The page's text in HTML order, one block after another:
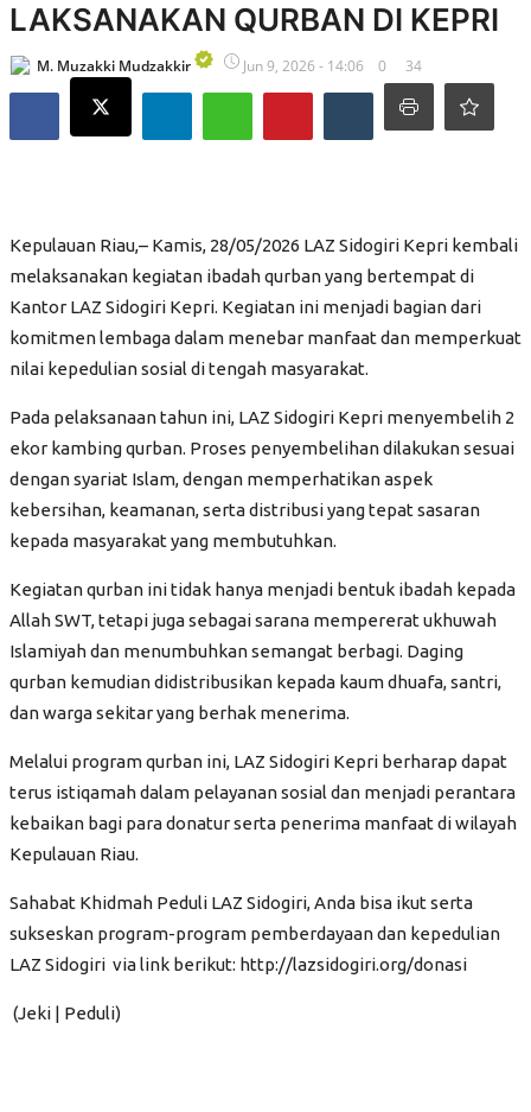
Semua
Donatur Kita
Liputan Utama
Prestasi
Artikel
Semua
Herbal
Konsultasi Kesehatan
Suara Pembaca
Kuliner
Ngaji Kitab
Uswah
Sirah Nabi
Kiprah
Parenting
Wawancara
Konsultasi ZIS
Publikasi
Semua
LAKSANAKAN QURBAN DI KEPRI
M. Muzakki Mudzakkir Jun 9, 2026 - 14:06 0 34
Kepulauan Riau,– Kamis, 28/05/2026 LAZ Sidogiri Kepri kembali
melaksanakan kegiatan ibadah qurban yang bertempat di
Kantor LAZ Sidogiri Kepri. Kegiatan ini menjadi bagian dari
komitmen lembaga dalam menebar manfaat dan memperkuat
nilai kepedulian sosial di tengah masyarakat.
Pada pelaksanaan tahun ini, LAZ Sidogiri Kepri menyembelih 2
ekor kambing qurban. Proses penyembelihan dilakukan sesuai
dengan syariat Islam, dengan memperhatikan aspek
kebersihan, keamanan, serta distribusi yang tepat sasaran
kepada masyarakat yang membutuhkan.
Kegiatan qurban ini tidak hanya menjadi bentuk ibadah kepada
Allah SWT, tetapi juga sebagai sarana mempererat ukhuwah
Islamiyah dan menumbuhkan semangat berbagi. Daging
qurban kemudian didistribusikan kepada kaum dhuafa, santri,
dan warga sekitar yang berhak menerima.
Melalui program qurban ini, LAZ Sidogiri Kepri berharap dapat
terus istiqamah dalam pelayanan sosial dan menjadi perantara
kebaikan bagi para donatur serta penerima manfaat di wilayah
Kepulauan Riau.
Sahabat Khidmah Peduli LAZ Sidogiri, Anda bisa ikut serta
sukseskan program-program pemberdayaan dan kepedulian
LAZ Sidogiri via link berikut: http://lazsidogiri.org/donasi
(Jeki | Peduli)